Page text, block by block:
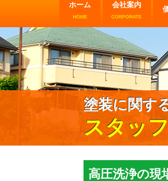
ホーム
HOME
会社案内
CORPORATE
塗装に関す
スタッ
高圧洗浄の現